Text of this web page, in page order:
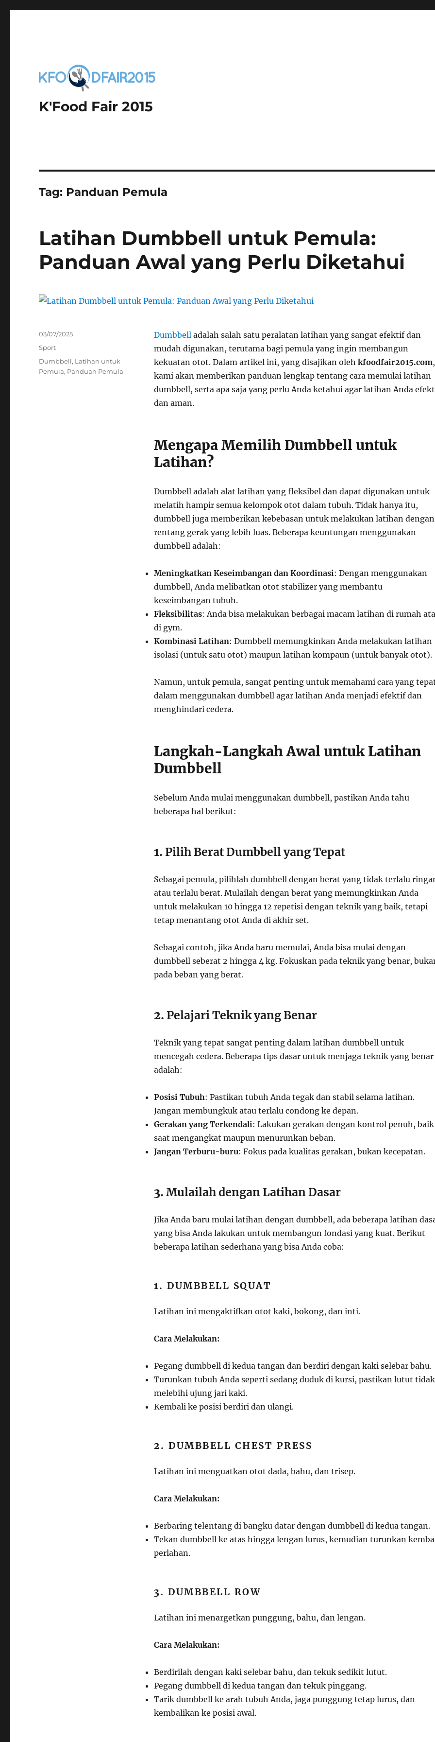
K'Food Fair 2015
Tag: Panduan Pemula
Latihan Dumbbell untuk Pemula:
Panduan Awal yang Perlu Diketahui
Dumbbelladalah salah satu peralatan latihan yang sangat efektif dan
mudah digunakan, terutama bagi pemula yang ingin membangun
kekuatan otot. Dalam artikel ini, yang disajikan oleh kfoodfair2015.com,
kami akan memberikan panduan lengkap tentang cara memulai latihan
dumbbell, serta apa saja yang perlu Anda ketahui agar latihan Anda
dan aman.
Mengapa Memilih Dumbbell untuk
Latihan?
Dumbbell adalah alat latihan yang fleksibel dan dapat digunakan untuk
melatih hampir semua kelompok otot dalam tubuh. Tidak hanya itu,
dumbbell juga memberikan kebebasan untuk melakukan latihan dengan
rentang gerak yang lebih luas. Beberapa keuntungan menggunakan
dumbbell adalah:
Meningkatkan Keseimbangan dan Koordinasi: Dengan menggunakan
dumbbell, Anda melibatkan otot stabilizer yang membantu
keseimbangan tubuh.
Fleksibilitas: Anda bisa melakukan berbagai macam latihan di rumah
di gym.
Kombinasi Latihan: Dumbbell memungkinkan Anda melakukan latihan
isolasi (untuk satu otot) maupun latihan kompaun (untuk banyak otot).
Namun, untuk pemula, sangat penting untuk memahami cara yang
dalam menggunakan dumbbell agar latihan Anda menjadi efektif dan
menghindari cedera.
Langkah-Langkah Awal untuk Latihan
Dumbbell
Sebelum Anda mulai menggunakan dumbbell, pastikan Anda tahu
beberapa hal berikut:
1. Pilih Berat Dumbbell yang Tepat
Sebagai pemula, pilihlah dumbbell dengan berat yang tidak terlalu
atau terlalu berat. Mulailah dengan berat yang memungkinkan Anda
untuk melakukan 10 hingga 12 repetisi dengan teknik yang baik, tetapi
tetap menantang otot Anda di akhir set.
Sebagai contoh, jika Anda baru memulai, Anda bisa mulai dengan
dumbbell seberat 2 hingga 4 kg. Fokuskan pada teknik yang benar,
pada beban yang berat.
2. Pelajari Teknik yang Benar
Teknik yang tepat sangat penting dalam latihan dumbbell untuk
mencegah cedera. Beberapa tips dasar untuk menjaga teknik yang benar
adalah:
Posisi Tubuh: Pastikan tubuh Anda tegak dan stabil selama latihan.
Jangan membungkuk atau terlalu condong ke depan.
Gerakan yang Terkendali: Lakukan gerakan dengan kontrol penuh, baik
saat mengangkat maupun menurunkan beban.
Jangan Terburu-buru: Fokus pada kualitas gerakan, bukan kecepatan.
3. Mulailah dengan Latihan Dasar
Jika Anda baru mulai latihan dengan dumbbell, ada beberapa latihan
yang bisa Anda lakukan untuk membangun fondasi yang kuat. Berikut
beberapa latihan sederhana yang bisa Anda coba:
1.DUMBBELL SQUAT
Latihan ini mengaktifkan otot kaki, bokong, dan inti.
Cara Melakukan:
Pegang dumbbell di kedua tangan dan berdiri dengan kaki selebar bahu.
Turunkan tubuh Anda seperti sedang duduk di kursi, pastikan lutut tidak
melebihi ujung jari kaki.
Kembali ke posisi berdiri dan ulangi.
2.DUMBBELL CHEST PRESS
Latihan ini menguatkan otot dada, bahu, dan trisep.
Cara Melakukan:
Berbaring telentang di bangku datar dengan dumbbell di kedua tangan.
Tekan dumbbell ke atas hingga lengan lurus, kemudian turunkan
perlahan.
3.DUMBBELL ROW
Latihan ini menargetkan punggung, bahu, dan lengan.
Cara Melakukan:
Berdirilah dengan kaki selebar bahu, dan tekuk sedikit lutut.
Pegang dumbbell di kedua tangan dan tekuk pinggang.
Tarik dumbbell ke arah tubuh Anda, jaga punggung tetap lurus, dan
kembalikan ke posisi awal.
Posted
03/07/2025
Categories
Sport
Tags
Dumbbell, Latihan untuk
Pemula, Panduan Pemula